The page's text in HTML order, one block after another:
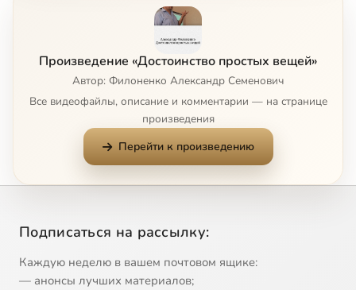
Произведение «Достоинство простых вещей»
Автор: Филоненко Александр Семенович
Все видеофайлы, описание и комментарии — на странице
произведения
Перейти к произведению
Подписаться на рассылку:
Каждую неделю в вашем почтовом ящике:
— анонсы лучших материалов;